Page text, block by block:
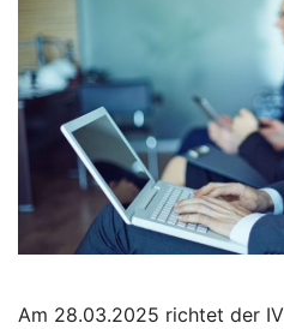
Am 28.03.2025 richtet der